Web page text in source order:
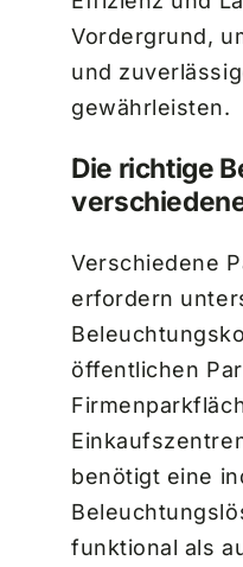
Vordergrund,
und
gewährleisten.
Die richtige
Verschiedene
erfordern
öffentlichen
benötigt eine
funktional als